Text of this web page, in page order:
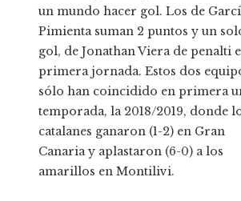
un mundo hacer gol. Los de
Pimienta suman 2 puntos y un
gol, de Jonathan Viera de penalti
primera jornada. Estos dos
sólo han coincidido en primera
temporada, la 2018/2019, donde
catalanes ganaron (1-2) en Gran
Canaria y aplastaron (6-0) a los
amarillos en Montilivi.